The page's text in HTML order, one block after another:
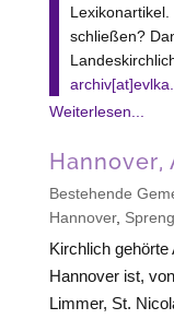
schließen?
Weiterlesen...
Hannover,
Bestehende
Hannover,
Kirchlich
Hannover ist,
Limmer, St.